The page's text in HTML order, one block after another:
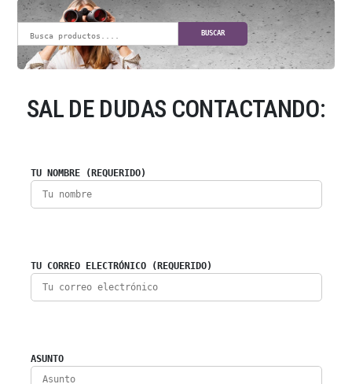
BUSCAR
SAL DE DUDAS CONTACTANDO:
TU NOMBRE (REQUERIDO)
TU CORREO ELECTRÓNICO (REQUERIDO)
ASUNTO